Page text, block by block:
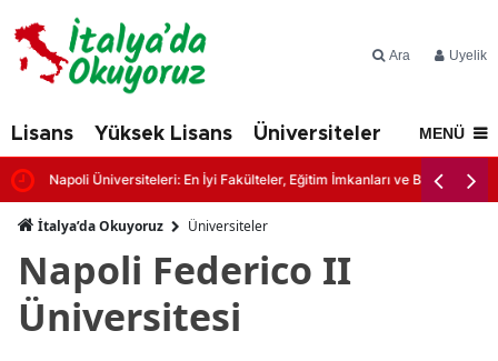
Ara Üyelik
Lisans Yüksek Lisans Üniversiteler İtalya'da
MENÜ
Napoli Üniversiteleri: En İyi Fakülteler, Eğitim İmkanları ve Başvuru
İtalya’da Okuyoruz Üniversiteler
Napoli Federico II
Üniversitesi